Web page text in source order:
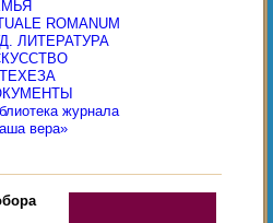
ROMANUM
ЛИТЕРАТУРА
журнала
вера»